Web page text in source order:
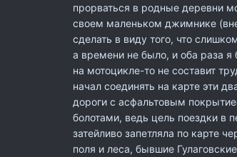
прорваться в родные деревни
своем маленьком джимнике
сделать в виду того, что
а времени не было, и оба раза
на мотоцикле-то не составит
начал соединять на карте эти
дороги с асфальтовым
болотами, ведь цель поездки в
затейливо запетляла по карте
поля и леса, бывшие